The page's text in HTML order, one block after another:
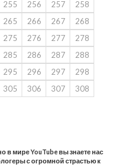
255 256 257
258
265 266 267
268
275 276 277
278
285 286 287
288
295 296 297
298
305 306 307
308
в мире YouTube вы знаете нас
с огромной страстью к